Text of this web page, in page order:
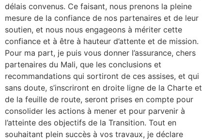
délais convenus. Ce faisant, nous prenons la pleine
mesure de la confiance de nos partenaires et de leur
soutien, et nous nous engageons à mériter cette
confiance et à être à hauteur d’attente et de mission.
Pour ma part, je puis vous donner l’assurance, chers
partenaires du Mali, que les conclusions et
recommandations qui sortiront de ces assises, et qui
sans doute, s’inscriront en droite ligne de la Charte et
de la feuille de route, seront prises en compte pour
consolider les actions à mener et pour parvenir à
l’atteinte des objectifs de la Transition. Tout en
souhaitant plein succès à vos travaux, je déclare